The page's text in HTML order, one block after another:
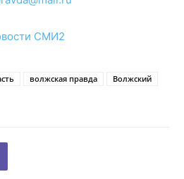
СМИ2
волжская правда
Волжский